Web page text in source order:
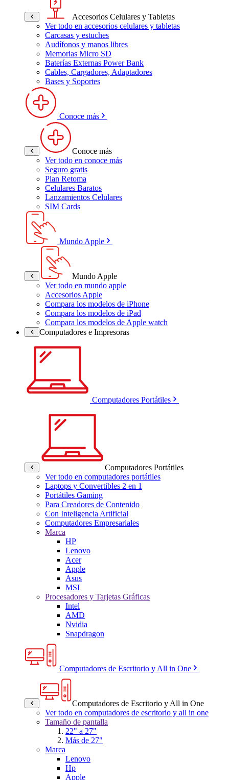
Accesorios Celulares y Tabletas
Ver todo en accesorios celulares y tabletas
Carcasas y estuches
Audífonos y manos libres
Memorias Micro SD
Baterías Externas Power Bank
Cables, Cargadores, Adaptadores
Bases y Soportes
Conoce más
Conoce más
Ver todo en conoce más
Seguro gratis
Plan Retoma
Celulares Baratos
Lanzamientos Celulares
SIM Cards
Mundo Apple
Mundo Apple
Ver todo en mundo apple
Accesorios Apple
Compara los modelos de iPhone
Compara los modelos de iPad
Compara los modelos de Apple watch
Computadores e Impresoras
Computadores Portátiles
Computadores Portátiles
Ver todo en computadores portátiles
Laptops y Convertibles 2 en 1
Portátiles Gaming
Para Creadores de Contenido
Con Inteligencia Artificial
Computadores Empresariales
Marca
HP
Lenovo
Acer
Apple
Asus
MSI
Procesadores y Tarjetas Gráficas
Intel
AMD
Nvidia
Snapdragon
Computadores de Escritorio y All in One
Computadores de Escritorio y All in One
Ver todo en computadores de escritorio y all in one
Tamaño de pantalla
22" a 27"
Más de 27"
Marca
Lenovo
Hp
Apple